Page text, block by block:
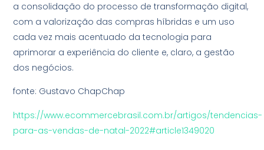
a consolidação do processo de transformação digital,
com a valorização das compras híbridas e um uso
cada vez mais acentuado da tecnologia para
aprimorar a experiência do cliente e, claro, a gestão
dos negócios.
fonte: Gustavo ChapChap
https://www.ecommercebrasil.com.br/artigos/tendencias-
para-as-vendas-de-natal-2022#article1349020